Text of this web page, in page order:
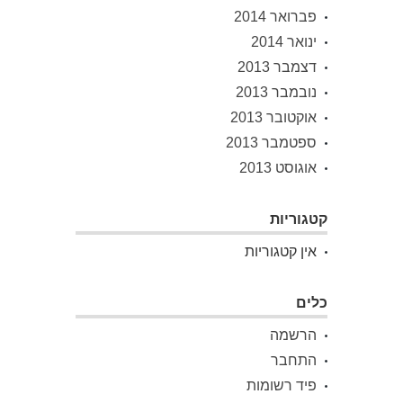
פברואר 2014
ינואר 2014
דצמבר 2013
נובמבר 2013
אוקטובר 2013
ספטמבר 2013
אוגוסט 2013
קטגוריות
אין קטגוריות
כלים
הרשמה
התחבר
פיד רשומות